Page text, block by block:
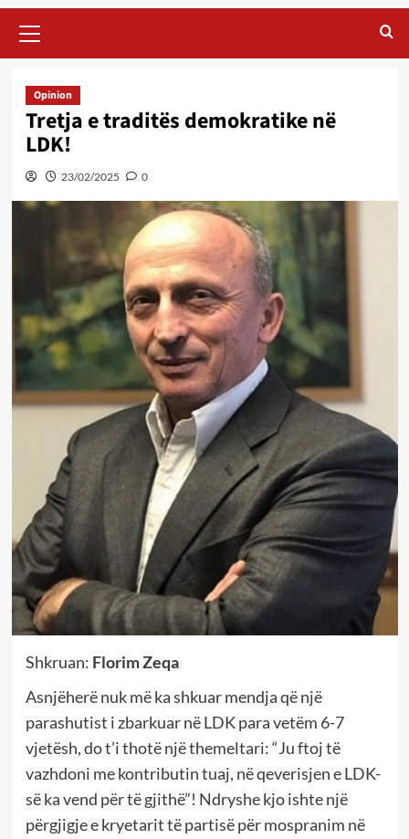
Menu
Opinion
Tretja e traditës demokratike në
LDK!
23/02/2025 0
Shkruan: Florim Zeqa
Asnjëherë nuk më ka shkuar mendja që një
parashutist i zbarkuar në LDK para vetëm 6-7
vjetësh, do t’i thotë një themeltari: “Ju ftoj të
vazhdoni me kontributin tuaj, në qeverisjen e LDK-
së ka vend për të gjithë”! Ndryshe kjo ishte një
përgjigje e kryetarit të partisë për mospranim në